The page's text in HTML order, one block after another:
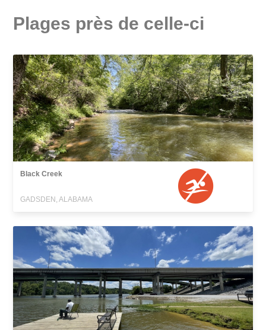
Plages près de celle-ci
Black Creek
GADSDEN, ALABAMA